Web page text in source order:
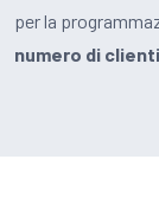
per la
numero di